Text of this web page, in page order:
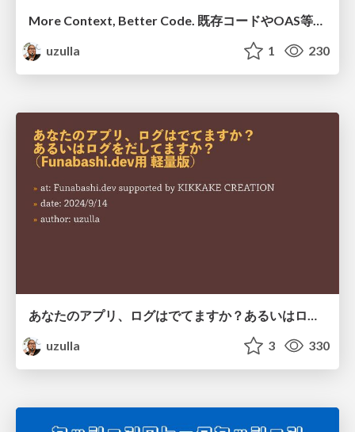
More Context, Better Code. 既存コードやOAS等をコンテキストとしてLLMに与える事で、よりよいコード生成を行う話
uzulla
1 230
あなたのアプリ、ログはでてますか？あるいはログをだしてますか？ (Funabashi.dev用 軽量版)
uzulla
3 330